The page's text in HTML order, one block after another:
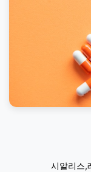
시알리스,